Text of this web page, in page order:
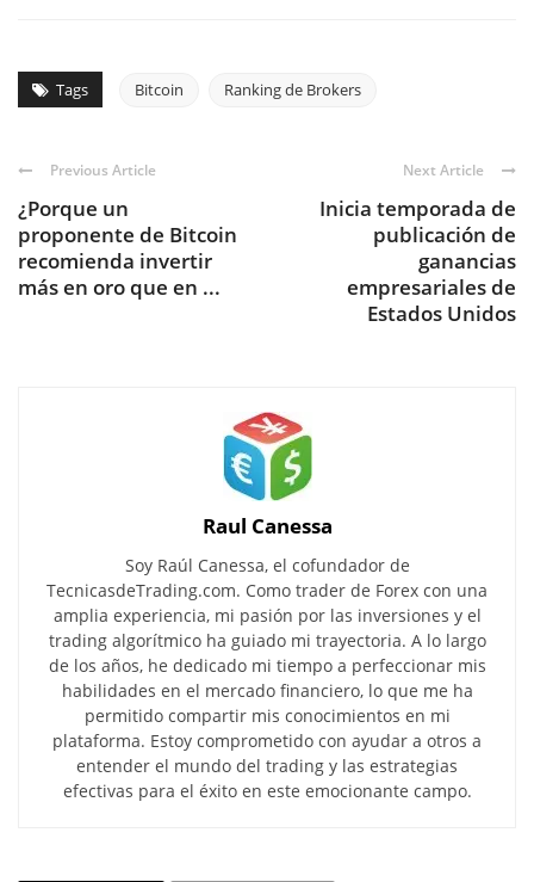
Tags Bitcoin Ranking de Brokers
Previous Article
¿Porque un
proponente de Bitcoin
recomienda invertir
más en oro que en ...
Next Article
Inicia temporada de
publicación de
ganancias
empresariales de
Estados Unidos
Raul Canessa
Soy Raúl Canessa, el cofundador de
TecnicasdeTrading.com. Como trader de Forex con una
amplia experiencia, mi pasión por las inversiones y el
trading algorítmico ha guiado mi trayectoria. A lo largo
de los años, he dedicado mi tiempo a perfeccionar mis
habilidades en el mercado financiero, lo que me ha
permitido compartir mis conocimientos en mi
plataforma. Estoy comprometido con ayudar a otros a
entender el mundo del trading y las estrategias
efectivas para el éxito en este emocionante campo.